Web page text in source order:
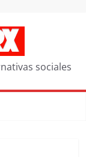
sociales